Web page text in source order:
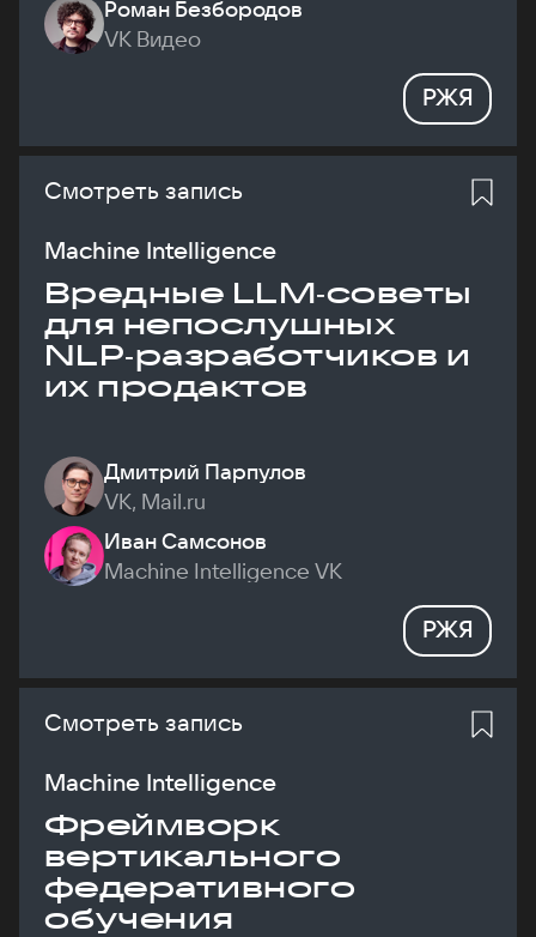
Роман Безбородов
VK Видео
РЖЯ
Смотреть запись
Machine Intelligence
Вредные LLM‑советы
для непослушных
NLP‑разработчиков и
их продактов
Дмитрий Парпулов
VK, Mail.ru
Иван Самсонов
Machine Intelligence VK
РЖЯ
Смотреть запись
Machine Intelligence
Фреймворк
вертикального
федеративного
обучения